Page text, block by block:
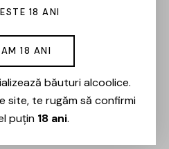
Drinks Hub și rezervă
18 ANI
18 ANI
băuturi alcoolice.
site, te rugăm să confirmi
puțin 18 ani.